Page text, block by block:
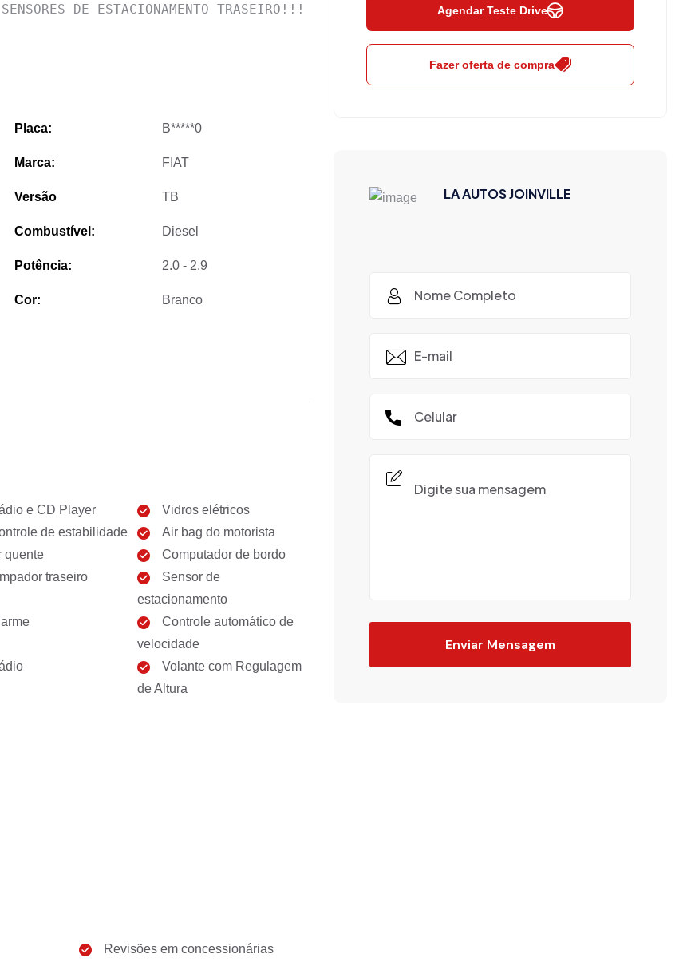
DE ESTACIONAMENTO TRASEIRO!!!
Placa: B*****0
Marca: FIAT
Versão TB
Combustível: Diesel
Potência: 2.0 - 2.9
Cor: Branco
e CD Player
Vidros elétricos
de estabilidade
Air bag do motorista
quente
Computador de bordo
traseiro
Sensor de
estacionamento
Controle automático de
velocidade
Volante com Regulagem
de Altura
Revisões em concessionárias
Agendar Teste Drive
Fazer oferta de compra
LA AUTOS JOINVILLE
Enviar Mensagem